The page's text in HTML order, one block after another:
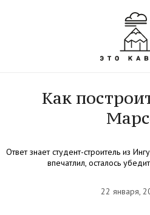
Как
Ответ знает студент-строитель из
впечатлил, осталось
22 января,